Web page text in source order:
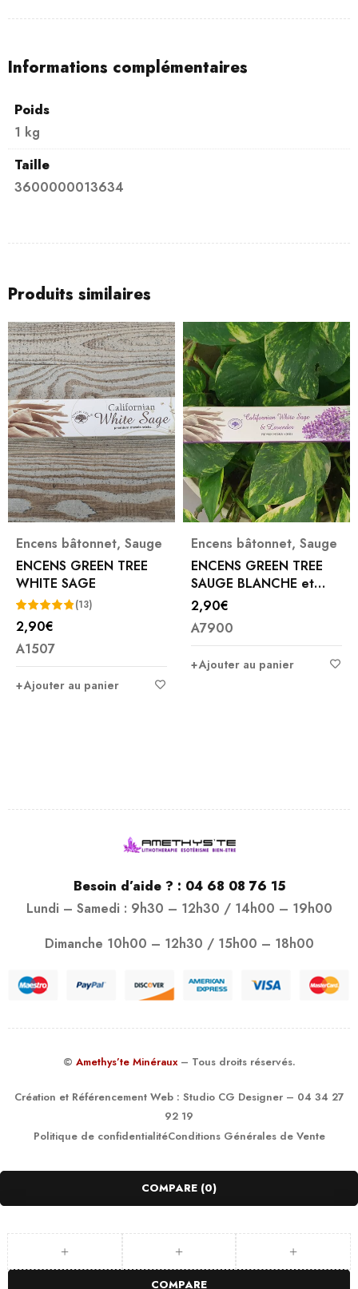
Informations complémentaires
Poids
1 kg
Taille
3600000013634
Produits similaires
Encens bâtonnet, Sauge
ENCENS GREEN TREE
WHITE SAGE
Note4.85
sur 5
(13)
2,90€
A1507
Ajouter au panier
Encens bâtonnet, Sauge
ENCENS GREEN TREE
SAUGE BLANCHE et
LAVANDE
2,90€
A7900
Ajouter au panier
Besoin d’aide ? : 04 68 08 76 15
Lundi – Samedi : 9h30 – 12h30 / 14h00 – 19h00
Dimanche 10h00 – 12h30 / 15h00 – 18h00
© Amethys’te Minéraux – Tous droits réservés.
Création et Référencement Web : Studio CG Designer– 04 34 27
92 19
Politique de confidentialitéConditions Générales de Vente
COMPARE (0)
COMPARE